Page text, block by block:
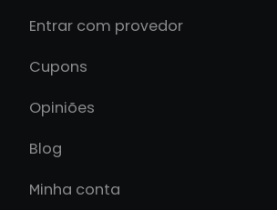
Entrar com provedor
Cupons
Opiniões
Blog
Minha conta